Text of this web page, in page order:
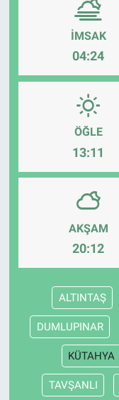
İMSAK
04:24
ÖĞLE
13:11
AKŞAM
20:12
ALTINTAŞ
DUMLUPINAR
KÜTAHYA
TAVŞANLI